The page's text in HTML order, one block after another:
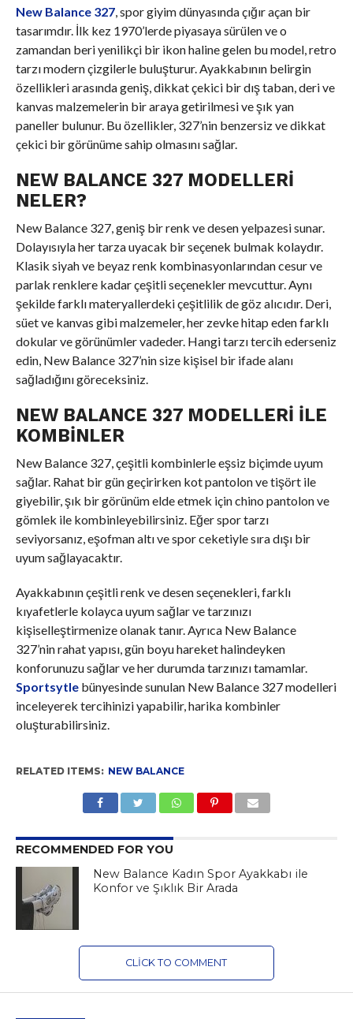
New Balance 327, spor giyim dünyasında çığır açan bir
tasarımdır. İlk kez 1970’lerde piyasaya sürülen ve o
zamandan beri yenilikçi bir ikon haline gelen bu model, retro
tarzı modern çizgilerle buluşturur. Ayakkabının belirgin
özellikleri arasında geniş, dikkat çekici bir dış taban, deri ve
kanvas malzemelerin bir araya getirilmesi ve şık yan
paneller bulunur. Bu özellikler, 327’nin benzersiz ve dikkat
çekici bir görünüme sahip olmasını sağlar.
NEW BALANCE 327 MODELLERI
NELER?
New Balance 327, geniş bir renk ve desen yelpazesi sunar.
Dolayısıyla her tarza uyacak bir seçenek bulmak kolaydır.
Klasik siyah ve beyaz renk kombinasyonlarından cesur ve
parlak renklere kadar çeşitli seçenekler mevcuttur. Aynı
şekilde farklı materyallerdeki çeşitlilik de göz alıcıdır. Deri,
süet ve kanvas gibi malzemeler, her zevke hitap eden farklı
dokular ve görünümler vadeder. Hangi tarzı tercih ederseniz
edin, New Balance 327’nin size kişisel bir ifade alanı
sağladığını göreceksiniz.
NEW BALANCE 327 MODELLERI ILE
KOMBINLER
New Balance 327, çeşitli kombinlerle eşsiz biçimde uyum
sağlar. Rahat bir gün geçirirken kot pantolon ve tişört ile
giyebilir, şık bir görünüm elde etmek için chino pantolon ve
gömlek ile kombinleyebilirsiniz. Eğer spor tarzı
seviyorsanız, eşofman altı ve spor ceketiyle sıra dışı bir
uyum sağlayacaktır.
Ayakkabının çeşitli renk ve desen seçenekleri, farklı
kıyafetlerle kolayca uyum sağlar ve tarzınızı
kişiselleştirmenize olanak tanır. Ayrıca New Balance
327’nin rahat yapısı, gün boyu hareket halindeyken
konforunuzu sağlar ve her durumda tarzınızı tamamlar.
Sportsytlebünyesinde sunulan New Balance 327 modelleri
inceleyerek tercihinizi yapabilir, harika kombinler
oluşturabilirsiniz.
RELATED ITEMS: NEW BALANCE
RECOMMENDED FOR YOU
New Balance Kadın Spor Ayakkabı ile
Konfor ve Şıklık Bir Arada
CLICK TO COMMENT